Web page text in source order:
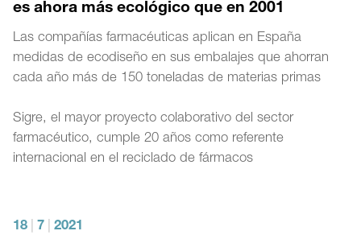
es ahora más ecológico que en 2001
Las compañías farmacéuticas aplican en España
medidas de ecodiseño en sus embalajes que ahorran
cada año más de 150 toneladas de materias primas
Sigre, el mayor proyecto colaborativo del sector
farmacéutico, cumple 20 años como referente
internacional en el reciclado de fármacos
18 7 2021